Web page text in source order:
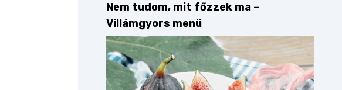
Nem tudom, mit főzzek ma –
Villámgyors menü